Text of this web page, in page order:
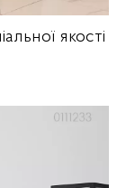
якості